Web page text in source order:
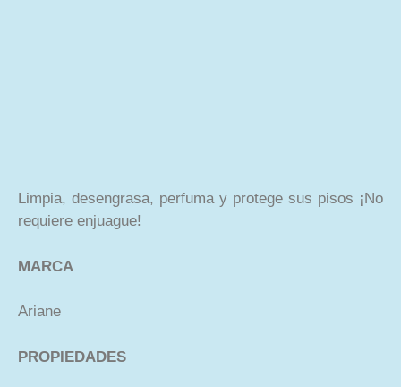
Limpia, desengrasa, perfuma y protege sus pisos ¡No
requiere enjuague!
MARCA
Ariane
PROPIEDADES